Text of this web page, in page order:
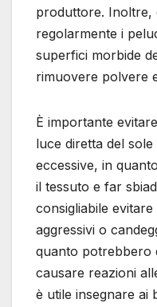
produttore. Inoltre,
regolarmente i
superfici morbide
rimuovere polvere
È importante
luce diretta del
eccessive, in
il tessuto e far
consigliabile
aggressivi o
quanto potrebbero
causare reazioni
è utile insegnare ai